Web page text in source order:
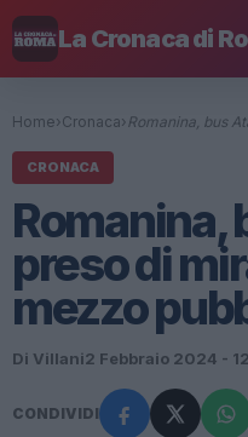
La Cronaca di
Home› Cronaca› Romanina, bus
CRONACA
Romanina,
preso di
mezzo
Di Villani2 Febbraio 2024 -
CONDIVIDI